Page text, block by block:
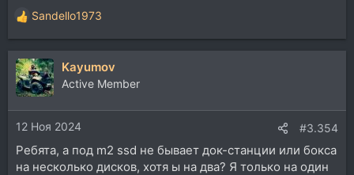
Р
е
а
к
ц
и
и
:
Sandello1973
Kayumov
Active Member
12 Ноя 2024 #3.354
Ребята, а под m2 ssd не бывает док-станции или бокса
на несколько дисков, хотя ы на два? Я только на один